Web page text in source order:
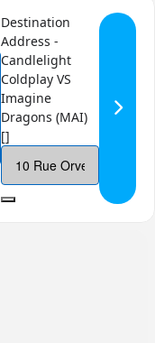
Destination
Address -
Candlelight
Coldplay VS
Imagine
Dragons (MAI)
[]